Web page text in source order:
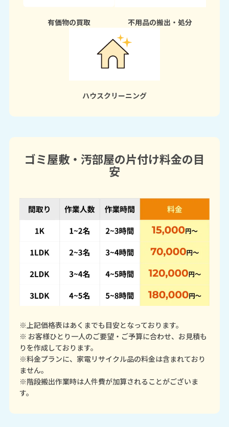
有価物の買取 不用品の搬出・処分
ハウスクリーニング
ゴミ屋敷・汚部屋の片付け料金の目
安
※上記価格表はあくまでも目安となっております。
※ お客様ひとり一人のご要望・ご予算に合わせ、お見積も
りを作成しております。
※料金プランに、家電リサイクル品の料金は含まれており
ません。
※階段搬出作業時は人件費が加算されることがございま
す。